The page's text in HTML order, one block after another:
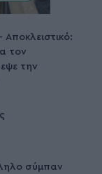
τον
την
σύμπαν